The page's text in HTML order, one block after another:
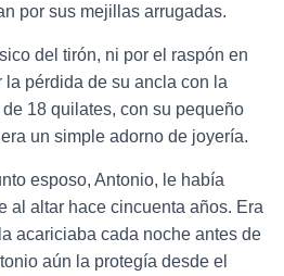
por sus mejillas arrugadas.
del tirón, ni por el raspón en
pérdida de su ancla con la
18 quilates, con su pequeño
un simple adorno de joyería.
esposo, Antonio, le había
al altar hace cincuenta años. Era
acariciaba cada noche antes de
aún la protegía desde el